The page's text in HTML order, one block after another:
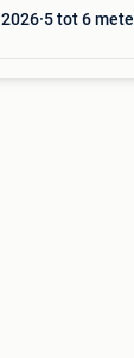
2026 5 tot 6